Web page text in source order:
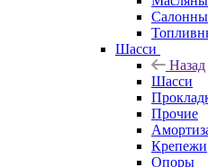
Шасси
Назад
Шасси
Прочие
Крепежи
Опоры